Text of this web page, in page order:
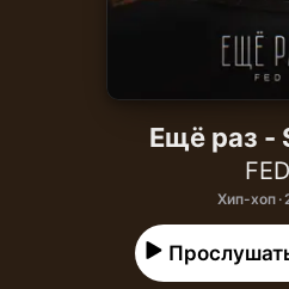
Ещё раз -
FED
Хип-хоп ·